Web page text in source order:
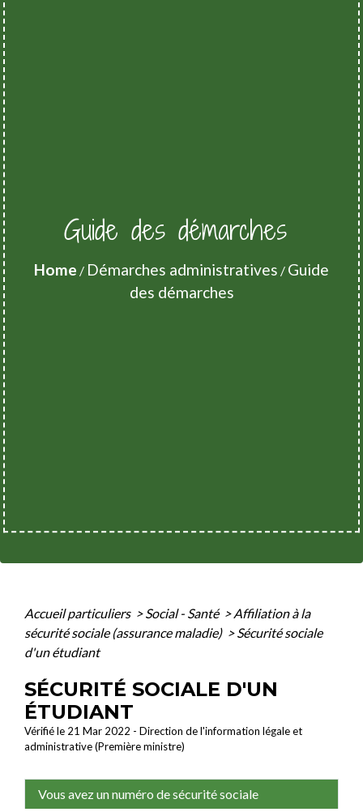
Guide des démarches
Home / Démarches administratives / Guide
des démarches
Accueil particuliers > Social - Santé > Affiliation à la
sécurité sociale (assurance maladie) > Sécurité sociale
d'un étudiant
SÉCURITÉ SOCIALE D'UN
ÉTUDIANT
Vérifié le 21 Mar 2022 - Direction de l'information légale et
administrative (Première ministre)
Vous avez un numéro de sécurité sociale